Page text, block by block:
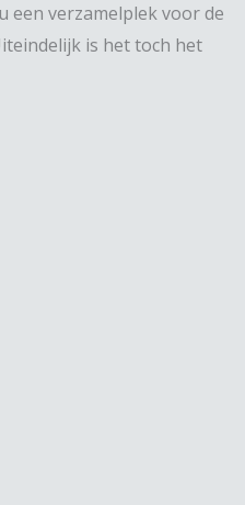
een verzamelplek voor de
is het toch het